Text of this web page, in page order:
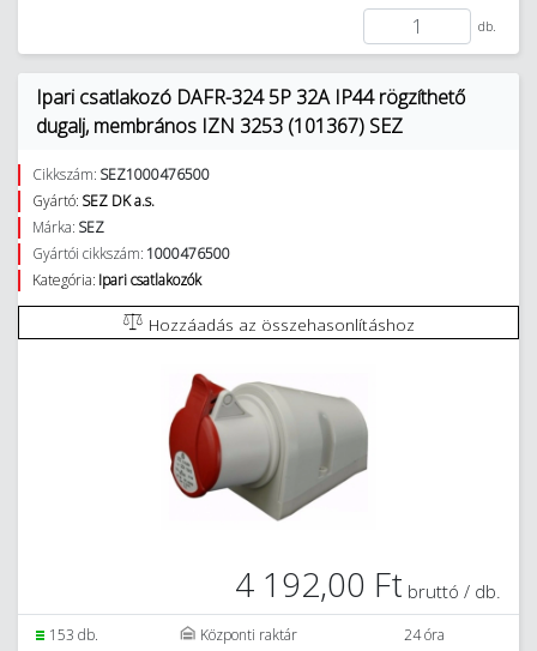
db.
Ipari csatlakozó DAFR-324 5P 32A IP44 rögzíthető
dugalj, membrános IZN 3253 (101367) SEZ
Cikkszám: SEZ1000476500
Gyártó: SEZ DK a.s.
Márka: SEZ
Gyártói cikkszám: 1000476500
Kategória: Ipari csatlakozók
Hozzáadás az összehasonlításhoz
4 192,00 Ft bruttó / db.
153 db. Központi raktár
24 óra